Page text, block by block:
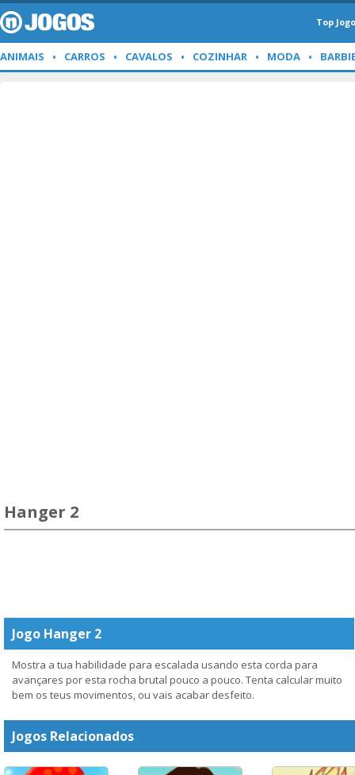
Top
ANIMAIS CARROS CAVALOS COZINHAR MODA
Hanger 2
Jogo Hanger 2
Mostra a tua habilidade para escalada usando esta corda para
avançares por esta rocha brutal pouco a pouco. Tenta calcular muito
bem os teus movimentos, ou vais acabar desfeito.
Jogos Relacionados